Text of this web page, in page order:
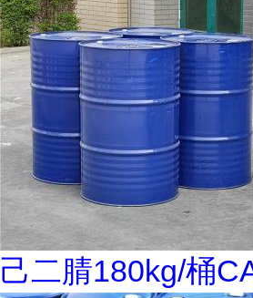
己二腈180kg/桶